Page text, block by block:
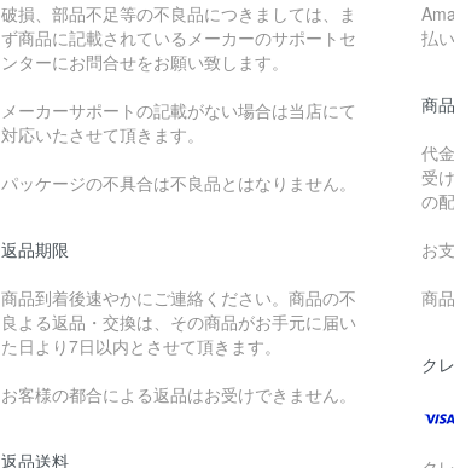
破損、部品不足等の不良品につきましては、ま
ず商品に記載されているメーカーのサポートセ
ンターにお問合せをお願い致します。
メーカーサポートの記載がない場合は当店にて
対応いたさせて頂きます。
パッケージの不具合は不良品とはなりません。
返品期限
商品到着後速やかにご連絡ください。商品の不
良よる返品・交換は、その商品がお手元に届い
た日より7日以内とさせて頂きます。
お客様の都合による返品はお受けできません。
返品送料
払
商
代
受
の
お
商
ク